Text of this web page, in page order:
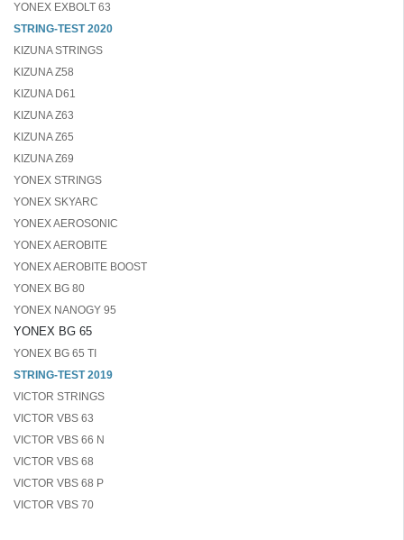
YONEX EXBOLT 63
STRING-TEST 2020
KIZUNA STRINGS
KIZUNA Z58
KIZUNA D61
KIZUNA Z63
KIZUNA Z65
KIZUNA Z69
YONEX STRINGS
YONEX SKYARC
YONEX AEROSONIC
YONEX AEROBITE
YONEX AEROBITE BOOST
YONEX BG 80
YONEX NANOGY 95
YONEX BG 65
YONEX BG 65 TI
STRING-TEST 2019
VICTOR STRINGS
VICTOR VBS 63
VICTOR VBS 66 N
VICTOR VBS 68
VICTOR VBS 68 P
VICTOR VBS 70